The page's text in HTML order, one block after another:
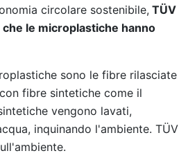
circolare sostenibile, TÜV
le microplastiche hanno
sono le fibre rilasciate
fibre sintetiche come il
vengono lavati,
inquinando l'ambiente. TÜV